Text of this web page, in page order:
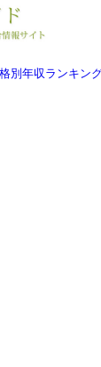
別年収ランキン